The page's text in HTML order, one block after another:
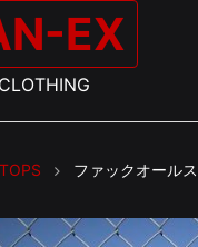
EX
TOPS ファックオール